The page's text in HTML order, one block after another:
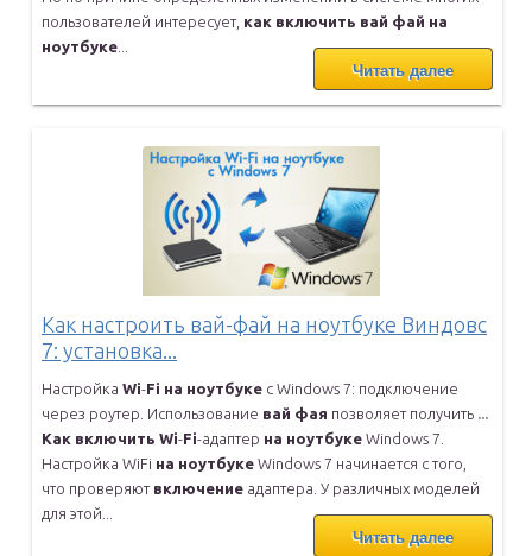
пользователей интересует, как включить вай фай на
ноутбуке
Читать далее
Как настроить вай-фай на ноутбуке Виндовс
7: установка...
Настройка Wi-Fi на ноутбуке с Windows 7: подключение
через роутер. Использование вай фая позволяет получить
Как включить Wi-Fi-адаптер на ноутбуке Windows 7.
Настройка WiFi на ноутбуке Windows 7 начинается с того,
что проверяют включение адаптера. У различных моделей
для этой...
Читать далее